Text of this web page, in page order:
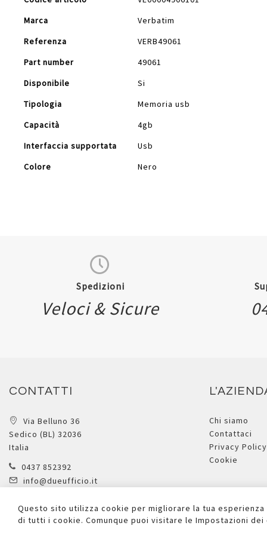
Marca
Verbatim
Referenza
VERB49061
Part number
49061
Disponibile
Si
Tipologia
Memoria usb
Capacità
4gb
Interfaccia supportata
Usb
Colore
Nero
Spedizioni
Veloci & Sicure
CONTATTI
Via Belluno 36
Sedico (BL) 32036
Italia
0437 852392
info@dueufficio.it
Chi siamo
Contattaci
Privacy Policy
Cookie
Questo sito utilizza cookie per migliorare la tua
di tutti i cookie. Comunque puoi visitare le Impostazioni